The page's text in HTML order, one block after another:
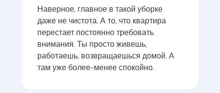
Наверное, главное в такой уборке
даже не чистота. А то, что квартира
перестает постоянно требовать
внимания. Ты просто живешь,
работаешь, возвращаешься домой. А
там уже более-менее спокойно.